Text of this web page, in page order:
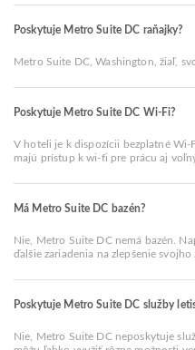
Poskytuje Metro Suite DC raňajky?
Metro Suite DC, Washington, žiaľ,
Poskytuje Metro Suite DC Wi-Fi?
V hoteli je k dispozícii bezplatné
majú prístup k wi-fi pre prácu aj
Má Metro Suite DC bazén?
Nie, Metro Suite DC nemá bazén.
ďalšie zariadenia na zlepšenie svojho
Poskytuje Metro Suite DC služby
Nie, Metro Suite DC neposkytuje